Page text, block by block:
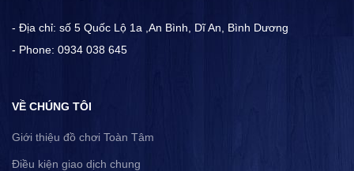
- Địa chỉ: số 5 Quốc Lộ 1a ,An Bình, Dĩ An, Bình Dương
- Phone: 0934 038 645
VỀ CHÚNG TÔI
Giới thiệu đồ chơi Toàn Tâm
Điều kiện giao dịch chung